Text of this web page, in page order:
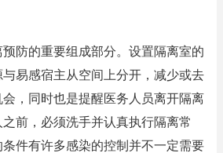
防的重要组成部分。设置隔离室的
易感宿主从空间上分开，减少或去
，同时也是提醒医务人员离开隔离
前，必须洗手并认真执行隔离常
件有许多感染的控制并不一定需要